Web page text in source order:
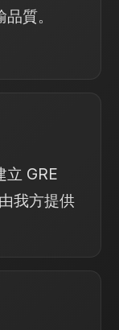
質。
立 GRE
我方提供